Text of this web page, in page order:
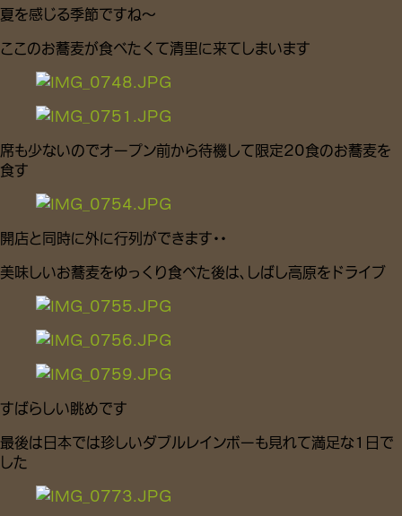
夏を感じる季節ですね～
ここのお蕎麦が食べたくて清里に来てしまいます
席も少ないのでオープン前から待機して限定20食のお蕎麦を
食す
開店と同時に外に行列ができます・・
美味しいお蕎麦をゆっくり食べた後は、しばし高原をドライブ
すばらしい眺めです
最後は日本では珍しいダブルレインボーも見れて満足な1日で
した